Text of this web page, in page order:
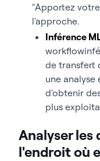
"Apportez
l'approche.
Inférence
de transfert
une
d'obtenir
plus
Analyser les
l'endroit où